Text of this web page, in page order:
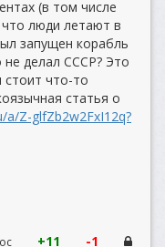
(в том числе
люди летают в
запущен корабль
делал СССР? Это
стоит что-то
статья о
a/Z-glfZb2w2FxI12q?
+11 -1